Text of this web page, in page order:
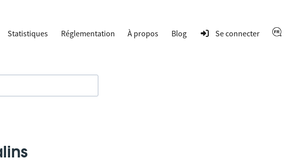
Statistiques Réglementation À propos Blog Se connecter